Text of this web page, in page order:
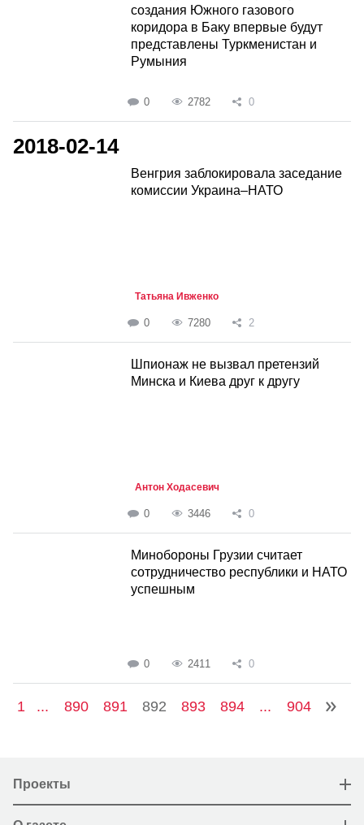
создания Южного газового
коридора в Баку впервые будут
представлены Туркменистан и
Румыния
0 2782 0
2018-02-14
Венгрия заблокировала заседание
комиссии Украина–НАТО
Татьяна Ивженко
0 7280 2
Шпионаж не вызвал претензий
Минска и Киева друг к другу
Антон Ходасевич
0 3446 0
Минобороны Грузии считает
сотрудничество республики и НАТО
успешным
0 2411 0
1 ... 890 891 892 893 894 ... 904
Проекты